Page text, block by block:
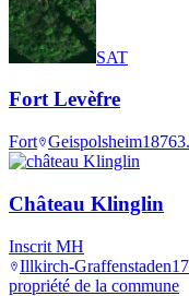
SAT
Fort Levèfre
Fort Geispolsheim1876
Château Klinglin
Inscrit MH
Illkirch-Graffenstaden
propriété de la commune